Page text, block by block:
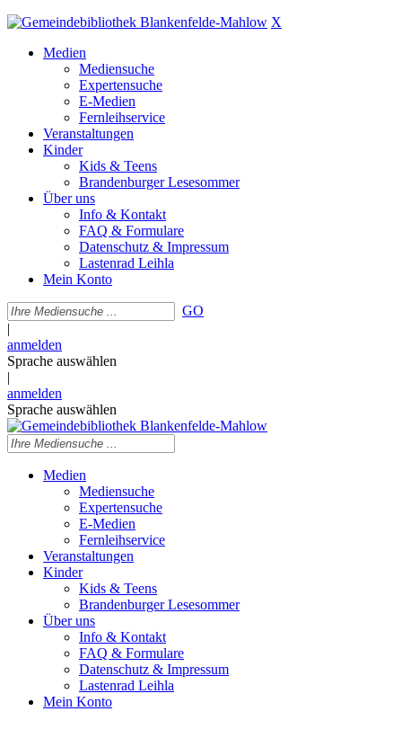
X
Medien
Mediensuche
Expertensuche
E-Medien
Fernleihservice
Veranstaltungen
Kinder
Kids & Teens
Brandenburger Lesesommer
Über uns
Info & Kontakt
FAQ & Formulare
Datenschutz & Impressum
Lastenrad Leihla
Mein Konto
GO
|
anmelden
Sprache auswählen
|
anmelden
Sprache auswählen
Medien
Mediensuche
Expertensuche
E-Medien
Fernleihservice
Veranstaltungen
Kinder
Kids & Teens
Brandenburger Lesesommer
Über uns
Info & Kontakt
FAQ & Formulare
Datenschutz & Impressum
Lastenrad Leihla
Mein Konto